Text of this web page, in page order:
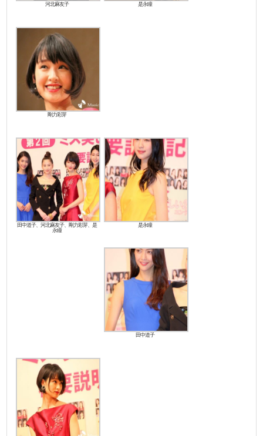
河北麻友子 是永瞳
剛力彩芽
田中道子、河北麻友子、剛力彩芽、是
永瞳
是永瞳
田中道子